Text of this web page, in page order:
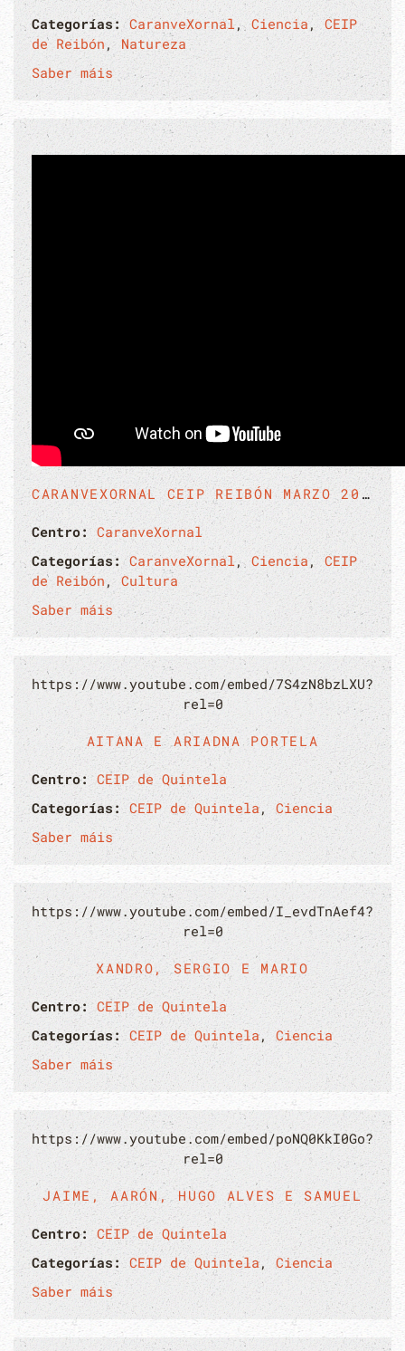
Categorías:CaranveXornal,Ciencia,CEIP
de Reibón, Natureza
Saber máis
CARANVEXORNAL CEIP REIBÓN MARZO 2022
Centro: CaranveXornal
Categorías:CaranveXornal,Ciencia,CEIP
de Reibón, Cultura
Saber máis
https://www.youtube.com/embed/7S4zN8bzLXU?
rel=0
AITANA E ARIADNA PORTELA
Centro: CEIP de Quintela
Categorías:CEIP de Quintela, Ciencia
Saber máis
https://www.youtube.com/embed/I_evdTnAef4?
rel=0
XANDRO, SERGIO E MARIO
Centro: CEIP de Quintela
Categorías:CEIP de Quintela, Ciencia
Saber máis
https://www.youtube.com/embed/poNQ0KkI0Go?
rel=0
JAIME, AARÓN, HUGO ALVES E SAMUEL
Centro: CEIP de Quintela
Categorías:CEIP de Quintela, Ciencia
Saber máis